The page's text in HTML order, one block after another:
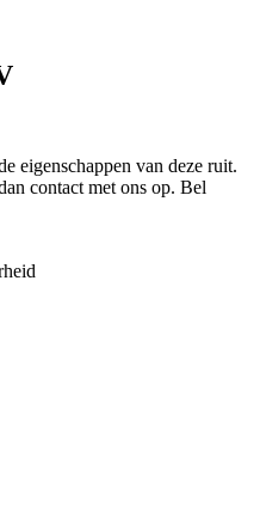
eigenschappen van deze ruit.
contact met ons op. Bel